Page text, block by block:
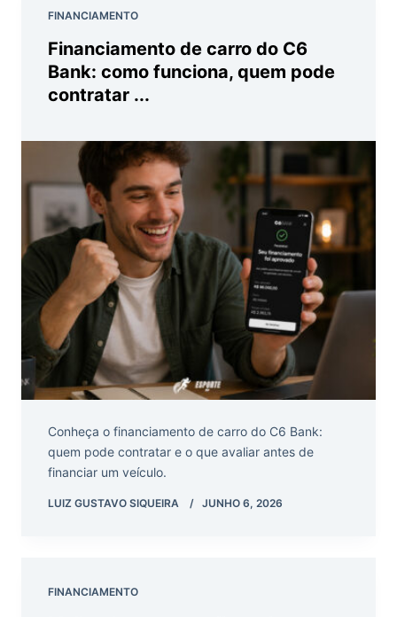
FINANCIAMENTO
Financiamento de carro do C6
Bank: como funciona, quem pode
contratar ...
Conheça o financiamento de carro do C6 Bank:
quem pode contratar e o que avaliar antes de
financiar um veículo.
LUIZ GUSTAVO SIQUEIRA JUNHO 6, 2026
FINANCIAMENTO